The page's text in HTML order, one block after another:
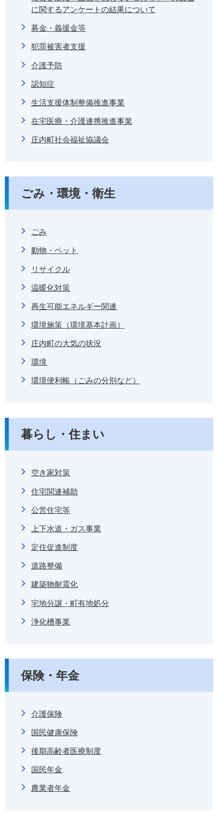
に関するアンケートの結果について
募金・義援金等
犯罪被害者支援
介護予防
認知症
生活支援体制整備推進事業
在宅医療・介護連携推進事業
庄内町社会福祉協議会
ごみ・環境・衛生
ごみ
動物・ペット
リサイクル
温暖化対策
再生可能エネルギー関連
環境施策（環境基本計画）
庄内町の大気の状況
環境
環境便利帳（ごみの分別など）
暮らし・住まい
空き家対策
住宅関連補助
公営住宅等
上下水道・ガス事業
定住促進制度
道路整備
建築物耐震化
宅地分譲・町有地処分
浄化槽事業
保険・年金
介護保険
国民健康保険
後期高齢者医療制度
国民年金
農業者年金